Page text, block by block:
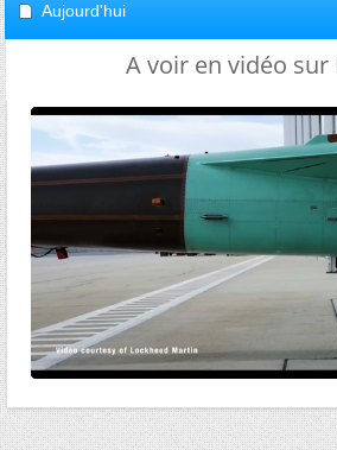
Aujourd'hui
A voir en vidéo sur